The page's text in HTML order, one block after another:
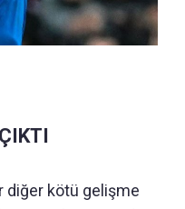
diğer kötü gelişme